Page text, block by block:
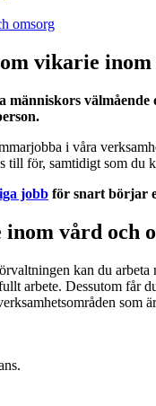
omsorg
vikarie
människors välmående
i våra
för, samtidigt som du
jobb för snart börjar
vård och
kan du
arbete. Dessutom får
som är